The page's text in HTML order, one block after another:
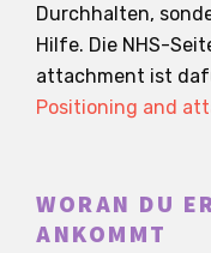
Durchhalten,
Hilfe. Die NHS-
attachment ist
Positioning and
WORAN DU
ANKOMMT